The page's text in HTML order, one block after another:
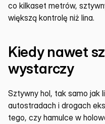
co kilkaset metrów,
większą kontrolę niż lina.
Kiedy nawet
wystarczy
Sztywny hol, tak samo jak
autostradach i drogach
tego, czy hamulce w